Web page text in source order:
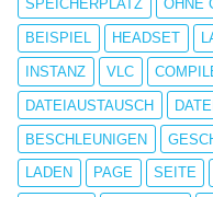
SPEICHERPLATZ OHNE
BEISPIEL HEADSET
INSTANZ VLC
DATEIAUSTAUSCH
BESCHLEUNIGEN
LADEN PAGE SEITE